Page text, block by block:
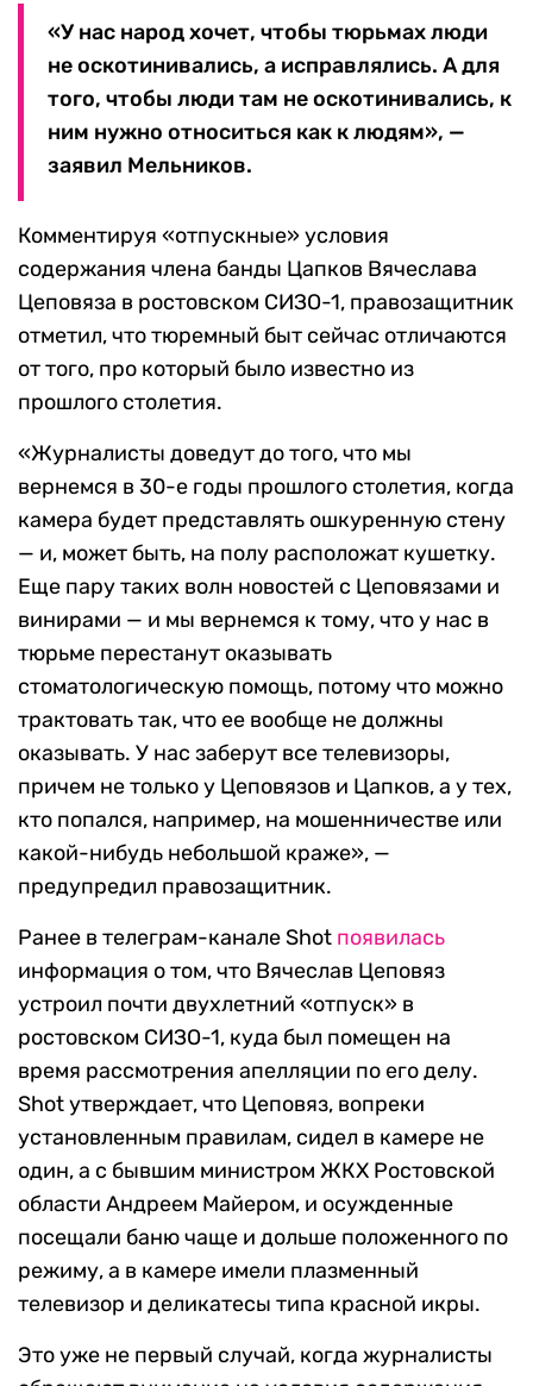
«У нас народ хочет, чтобы тюрьмах люди
не оскотинивались, а исправлялись. А для
того, чтобы люди там не оскотинивались, к
ним нужно относиться как к людям», —
заявил Мельников.
Комментируя «отпускные» условия
содержания члена банды Цапков Вячеслава
Цеповяза в ростовском СИЗО-1, правозащитник
отметил, что тюремный быт сейчас отличаются
от того, про который было известно из
прошлого столетия.
«Журналисты доведут до того, что мы
вернемся в 30-е годы прошлого столетия, когда
камера будет представлять ошкуренную стену
— и, может быть, на полу расположат кушетку.
Еще пару таких волн новостей с Цеповязами и
винирами — и мы вернемся к тому, что у нас в
тюрьме перестанут оказывать
стоматологическую помощь, потому что можно
трактовать так, что ее вообще не должны
оказывать. У нас заберут все телевизоры,
причем не только у Цеповязов и Цапков, а у тех,
кто попался, например, на мошенничестве или
какой-нибудь небольшой краже», —
предупредил правозащитник.
Ранее в телеграм-канале Shot появилась
информация о том, что Вячеслав Цеповяз
устроил почти двухлетний «отпуск» в
ростовском СИЗО-1, куда был помещен на
время рассмотрения апелляции по его делу.
Shot утверждает, что Цеповяз, вопреки
установленным правилам, сидел в камере не
один, а с бывшим министром ЖКХ Ростовской
области Андреем Майером, и осужденные
посещали баню чаще и дольше положенного по
режиму, а в камере имели плазменный
телевизор и деликатесы типа красной икры.
Это уже не первый случай, когда журналисты